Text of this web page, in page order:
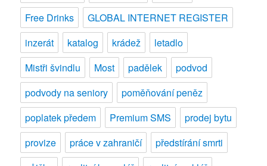
vylákala
400
tisíc
korun
Free Drinks
GLOBAL INTERNET REGISTER
inzerát
katalog krádež
letadlo
Mistři švindlu
Most padělek
podvod
podvody na seniory
poměňování peněz
poplatek předem
Premium SMS
prodej bytu
provize
práce v zahraničí
předstírání smrti